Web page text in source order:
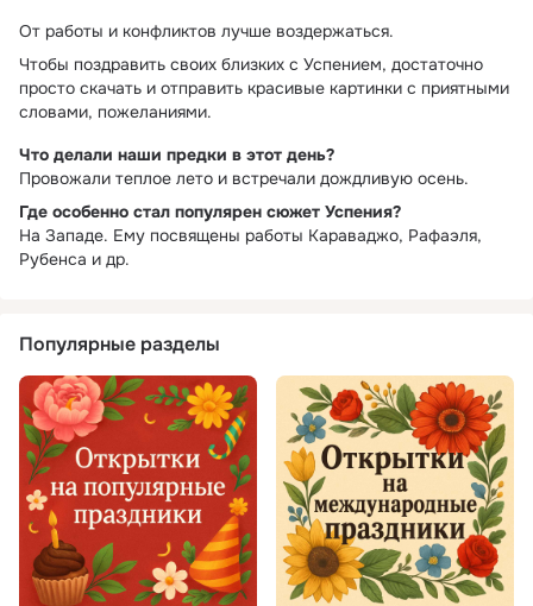
От работы и конфликтов лучше воздержаться.
Чтобы поздравить своих близких с Успением, достаточно
просто скачать и отправить красивые картинки с приятными
словами, пожеланиями.
Что делали наши предки в этот день?
Провожали теплое лето и встречали дождливую осень.
Где особенно стал популярен сюжет Успения?
На Западе. Ему посвящены работы Караваджо, Рафаэля,
Рубенса и др.
Популярные разделы